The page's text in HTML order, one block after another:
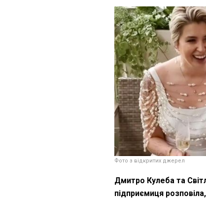
Фото з відкритих джерел
Дмитро Кулеба та
підприємиця